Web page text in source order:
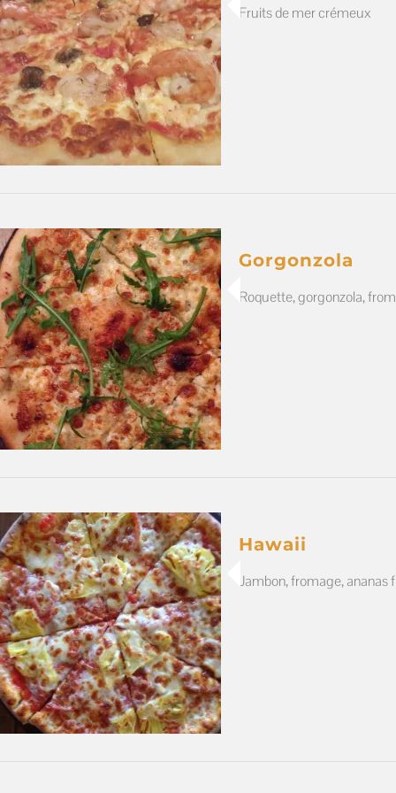
Fruits de mer crémeux
Gorgonzola
Roquette, gorgonzola,
Hawaii
Jambon, fromage, ananas